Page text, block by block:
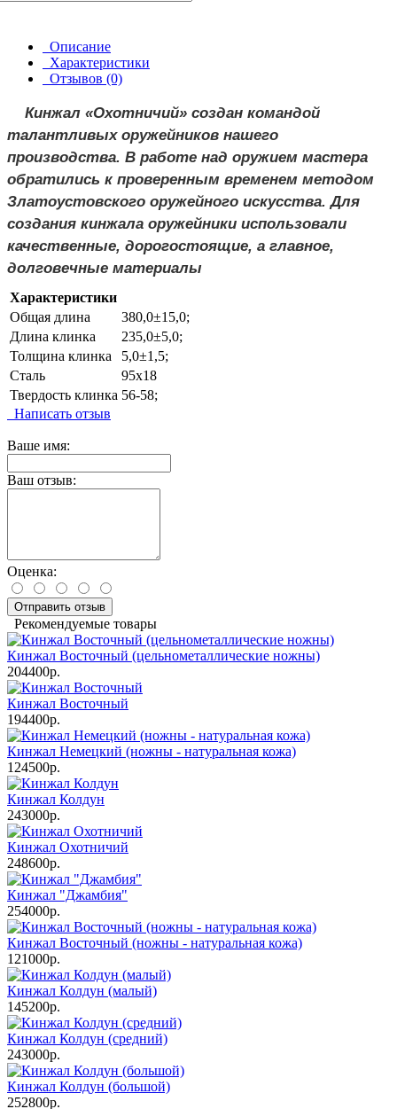
Описание
Характеристики
Отзывов (0)
Кинжал «Охотничий» создан командой
талантливых оружейников нашего
производства. В работе над оружием мастера
обратились к проверенным временем методом
Златоустовского оружейного искусства. Для
создания кинжала оружейники использовали
качественные, дорогостоящие, а главное,
долговечные материалы
Характеристики
Общая длина
380,0±15,0;
Длина клинка
235,0±5,0;
Толщина клинка
5,0±1,5;
Сталь
95х18
Твердость клинка 56-58;
Написать отзыв
Ваше имя:
Ваш отзыв:
Оценка:
Отправить отзыв
Рекомендуемые товары
Кинжал Восточный (цельнометаллические ножны)
204400р.
Кинжал Воcточный
194400р.
Кинжал Немецкий (ножны - натуральная кожа)
124500р.
Кинжал Колдун
243000р.
Кинжал Охотничий
248600р.
Кинжал "Джамбия"
254000р.
Кинжал Восточный (ножны - натуральная кожа)
121000р.
Кинжал Колдун (малый)
145200р.
Кинжал Колдун (средний)
243000р.
Кинжал Колдун (большой)
252800р.